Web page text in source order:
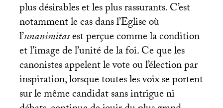
plus désirables et les plus rassurants. C’est
notamment le cas dans l’Eglise où
l’unanimitasest perçue comme la condition
et l’image de l’unité de la foi. Ce que les
canonistes appelent le vote ou l’élection par
inspiration, lorsque toutes les voix se portent
sur le même candidat sans intrigue ni